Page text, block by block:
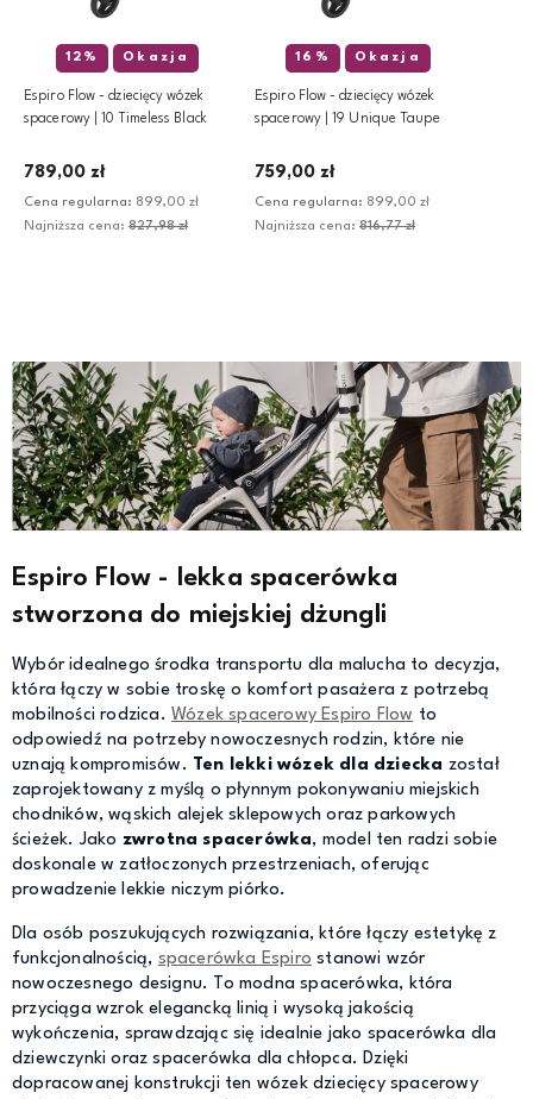
12% Okazja
Espiro Flow - dziecięcy wózek
spacerowy | 10 Timeless Black
789,00 zł
Cena regularna: 899,00 zł
Najniższa cena: 827,98 zł
16% Okazja
Espiro Flow - dziecięcy wózek
spacerowy | 19 Unique Taupe
759,00 zł
Cena regularna: 899,00 zł
Najniższa cena: 816,77 zł
Espiro Flow - lekka spacerówka
stworzona do miejskiej dżungli
Wybór idealnego środka transportu dla malucha to decyzja,
która łączy w sobie troskę o komfort pasażera z potrzebą
mobilności rodzica. Wózek spacerowy Espiro Flow to
odpowiedź na potrzeby nowoczesnych rodzin, które nie
uznają kompromisów. Ten lekki wózek dla dziecka został
zaprojektowany z myślą o płynnym pokonywaniu miejskich
chodników, wąskich alejek sklepowych oraz parkowych
ścieżek. Jako zwrotna spacerówka, model ten radzi sobie
doskonale w zatłoczonych przestrzeniach, oferując
prowadzenie lekkie niczym piórko.
Dla osób poszukujących rozwiązania, które łączy estetykę z
funkcjonalnością, spacerówka Espiro stanowi wzór
nowoczesnego designu. To modna spacerówka, która
przyciąga wzrok elegancką linią i wysoką jakością
wykończenia, sprawdzając się idealnie jako spacerówka dla
dziewczynki oraz spacerówka dla chłopca. Dzięki
dopracowanej konstrukcji ten wózek dziecięcy spacerowy